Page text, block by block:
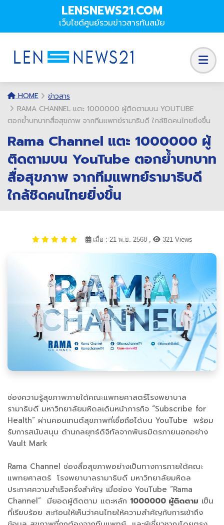
LENSNEWS21.COM
เว็บไซต์ศูนย์รวมข่าวสารทันสมัย
HOME
ข่าวสาร
RAMA CHANNEL แตะ 1000000 ผู้ติดตามบน YOUTUBE
ตอกย้ำบทบาทสื่อสุขภาพ จากทีมแพทย์รามาธิบดี ใกล้ชิดคนไทยยิ่งขึ้น
Rama Channel แตะ 1000000 ผู้
ติดตามบน YouTube ตอกย้ำบทบาท
สื่อสุขภาพ จากทีมแพทย์รามาธิบดี
ใกล้ชิดคนไทยยิ่งขึ้น
เมื่อ : 21 พ.ย. 2568 , 321 Views
ช่องความรู้สุขภาพภายใต้คณะแพทยศาสตร์โรงพยาบาล
รามาธิบดี มหาวิทยาลัยมหิดลเดินหน้าภารกิจ “Subscribe for
Health” ผ่านคอนเทนต์สุขภาพที่เชื่อถือได้บน YouTube พร้อม
รับการสนับสนุน ด้านกลยุทธ์ดิจิทัลจากพันธมิตรภายนอกอย่าง
Vault Mark
Rama Channel ช่องสื่อสุขภาพอย่างเป็นทางการภายใต้คณะ
แพทยศาสตร์ โรงพยาบาลรามาธิบดี มหาวิทยาลัยมหิดล
ประกาศความสำเร็จครั้งสำคัญ เมื่อช่อง YouTube “Rama
Channel” มียอดผู้ติดตาม แตะหลัก 1000000 ผู้ติดตาม เป็น
ที่เรียบร้อย สะท้อนให้เห็นว่าคนไทยให้ความสำคัญกับการเข้าถึง